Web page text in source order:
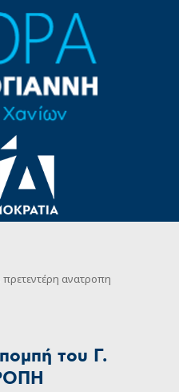
ανατροπη
του Γ.